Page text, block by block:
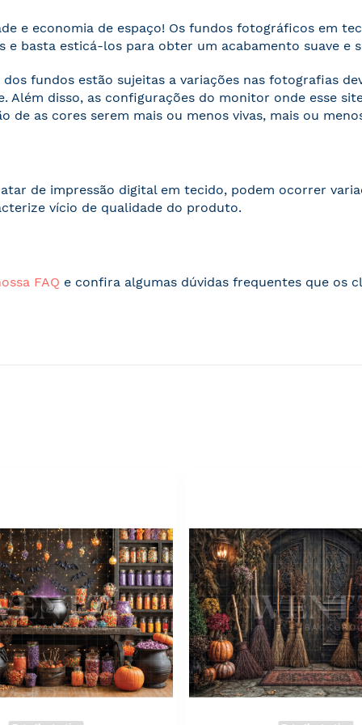
e economia de espaço! Os fundos fotográficos em
e basta esticá-los para obter um acabamento suave e
dos fundos estão sujeitas a variações nas fotografias
Além disso, as configurações do monitor onde esse
de as cores serem mais ou menos vivas, mais ou
de impressão digital em tecido, podem ocorrer
vício de qualidade do produto.
FAQ e confira algumas dúvidas frequentes que os